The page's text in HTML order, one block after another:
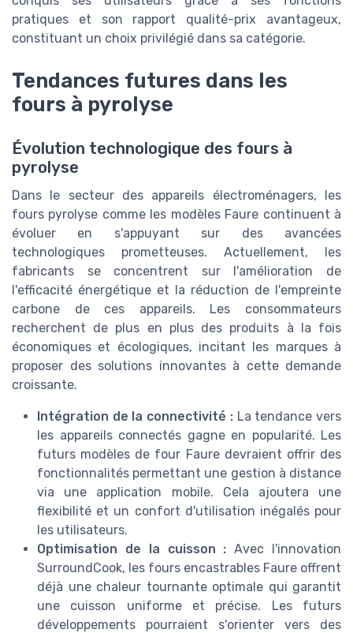
pratiques et son rapport qualité-prix avantageux,
constituant un choix privilégié dans sa catégorie.
Tendances futures dans les
fours à pyrolyse
Évolution technologique des fours à
pyrolyse
Dans le secteur des appareils électroménagers, les
fours pyrolyse comme les modèles Faure continuent à
évoluer en s'appuyant sur des avancées
technologiques prometteuses. Actuellement, les
fabricants se concentrent sur l'amélioration de
l'efficacité énergétique et la réduction de l'empreinte
carbone de ces appareils. Les consommateurs
recherchent de plus en plus des produits à la fois
économiques et écologiques, incitant les marques à
proposer des solutions innovantes à cette demande
croissante.
Intégration de la connectivité :La tendance vers
les appareils connectés gagne en popularité. Les
futurs modèles de four Faure devraient offrir des
fonctionnalités permettant une gestion à distance
via une application mobile. Cela ajoutera une
flexibilité et un confort d'utilisation inégalés pour
les utilisateurs.
Optimisation de la cuisson : Avec l'innovation
SurroundCook, les fours encastrables Faure offrent
déjà une chaleur tournante optimale qui garantit
une cuisson uniforme et précise. Les futurs
développements pourraient s'orienter vers des